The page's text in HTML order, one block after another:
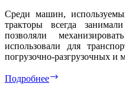
Среди машин,
тракторы всегда
позволяли
использовали для
погрузочно-разгрузочных и
Подробнее